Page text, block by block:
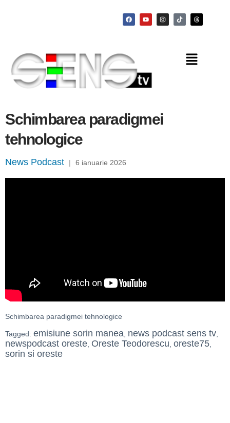
Schimbarea paradigmei
tehnologice
News Podcast | 6 ianuarie 2026
Schimbarea paradigmei tehnologice
Tagged: emisiune sorin manea news podcast sens tv
newspodcast oreste Oreste Teodorescu oreste75
sorin si oreste